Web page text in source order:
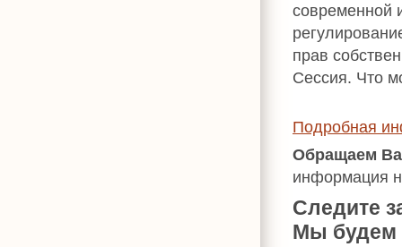
современной
прав
Сессия. Что
Подробная
Обращаем
информация
Следите
Мы будем